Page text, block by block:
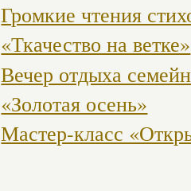
Громкие чтения
«Ткачество на ветке»
Вечер отдыха
«Золотая осень»
Мастер-класс